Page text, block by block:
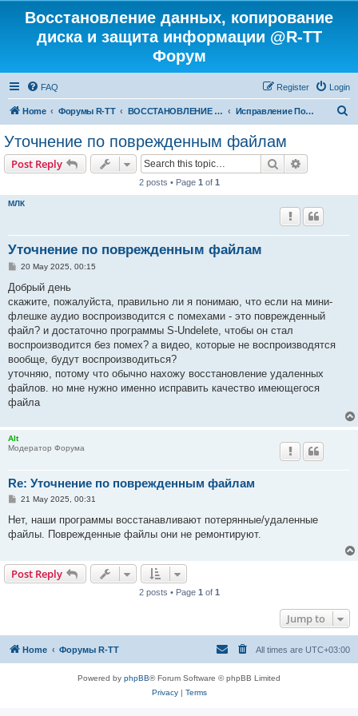
Восстановление данных, копирование
диска и защита информации @R-TT
Форум
FAQ Login
Register
Home Форумы R-TT ВОССТАНОВЛЕНИЕ ДАННЫХ И УДАЛЕННЫХ ФАЙЛОВ Исправление Поврежденных Файлов
Уточнение по поврежденным файлам
Post Reply Search
2 posts • Page 1 of 1
МЛК
Уточнение по поврежденным файлам
P
s
20 May 2025, 00:15
Добрый день
скажите, пожалуйста, правильно ли я понимаю, что если на мини-
флешке аудио воспроизводится с помехами - это поврежденный
файл? и достаточно программы S-Undelete, чтобы он стал
воспроизводится без помех? а видео, которые не воспроизводятся
вообще, будут воспроизводиться?
уточняю, потому что обычно нахожу восстановление удаленных
файлов. но мне нужно именно исправить качество имеющегося
файла
Alt
Модератор Форума
Re: Уточнение по поврежденным файлам
P
s
21 May 2025, 00:31
Нет, наши программы восстанавливают потерянные/удаленные
файлы. Поврежденные файлы они не ремонтируют.
Post Reply
2 posts • Page 1 of 1
Jump to
Home Форумы R-TT All times are UTC+03:00
Powered by phpBB® Forum Software © phpBB Limited
Privacy| Terms